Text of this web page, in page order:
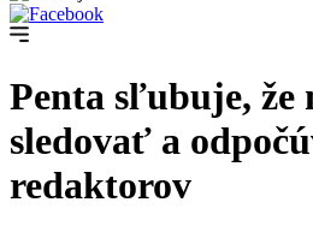
Penta sľubuje, že
sledovať a
redaktorov